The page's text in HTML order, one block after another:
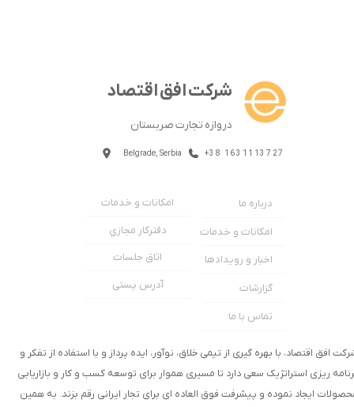
شرکت افق اقتصاد
دروازه تجارت صربستان
Belgrade, Serbia +38 1631113727
درباره ما
امکانات و خدمات
اخبار و رویدادها
گزارشات
تماس با ما
امکانات و خدمات
دفترکار مجازي
اتاق جلسات
آدرس پستی
افق اقتصاد، با بهره گیری از تیمی خلاق، نوآور، ایده پرداز و با استفاده از تفکر و
ریزی استراتژیک سعی دارد تا مسیری هموار برای توسعه کسب و کار و بازاریابی
ایجاد نموده و پیشرفت فوق العاده ای برای تجار ایرانی رقم بزند. به همین